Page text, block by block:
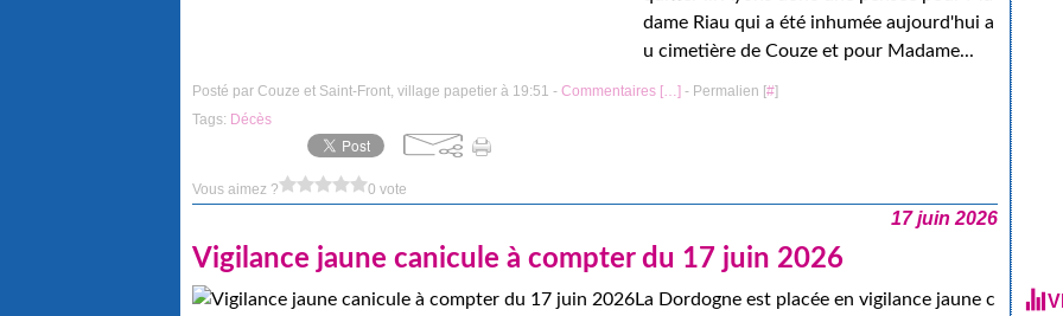
dame Riau qui a été inhumée aujourd'hui a
u cimetière de Couze et pour Madame...
Posté par Couze et Saint-Front, village papetier à 19:51 - Commentaires […] - Permalien [#]
Tags: Décès
Vous aimez ? 0 vote
17 juin 2026
Vigilance jaune canicule à compter du 17 juin 2026
La Dordogne est placée en vigilance jaune c